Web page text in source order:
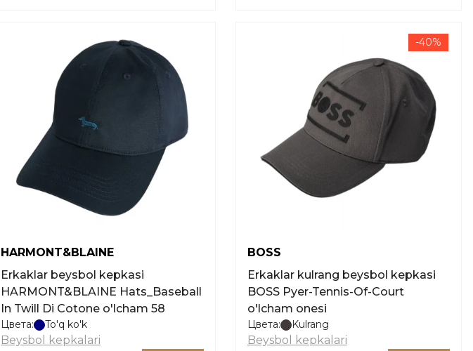
HARMONT&BLAINE
Erkaklar beysbol kepkasi
HARMONT&BLAINE Hats_Baseball
In Twill Di Cotone o'lcham 58
Цвета: To'q ko'k
Beysbol kepkalari
-40%
BOSS
Erkaklar kulrang beysbol kepkasi
BOSS Pyer-Tennis-Of-Court
o'lcham onesi
Цвета: Kulrang
Beysbol kepkalari